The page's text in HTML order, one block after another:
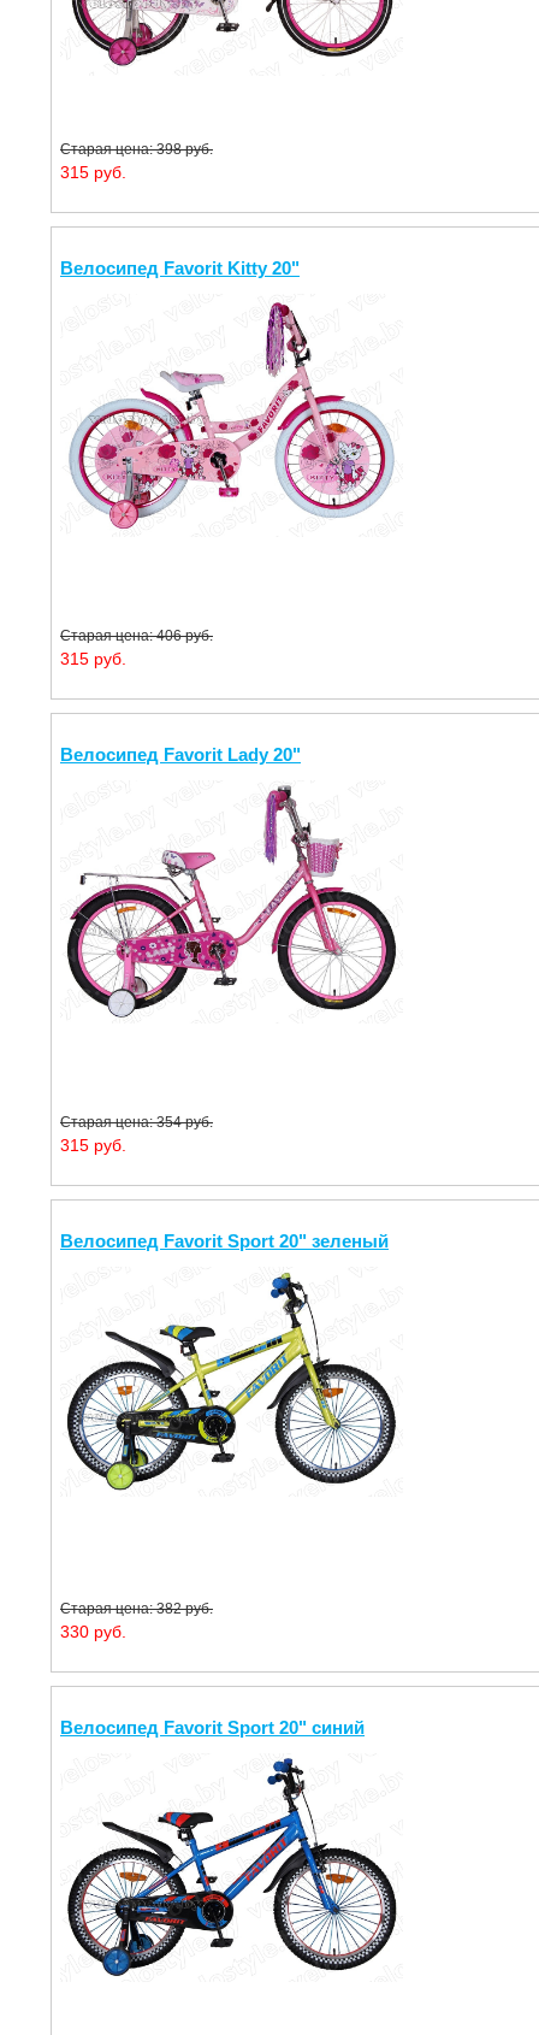
Старая цена: 398 руб.
315 руб.
Велосипед Favorit Kitty 20"
Старая цена: 406 руб.
315 руб.
Велосипед Favorit Lady 20"
Старая цена: 354 руб.
315 руб.
Велосипед Favorit Sport 20" зеленый
Старая цена: 382 руб.
330 руб.
Велосипед Favorit Sport 20" синий